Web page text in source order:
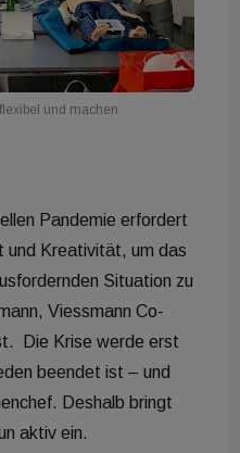
und machen
Pandemie erfordert
und Kreativität, um das
Situation zu
Viessmann Co-
Die Krise werde erst
beendet ist – und
Deshalb bringt
aktiv ein.